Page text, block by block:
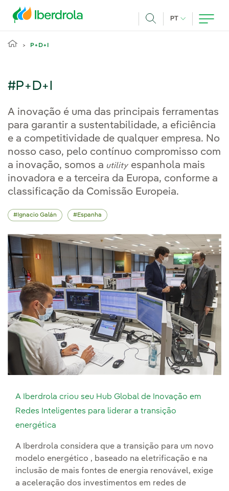
PT IDIOMA ATUAL,
P+D+I
#P+D+I
A inovação é uma das principais ferramentas
para garantir a sustentabilidade, a eficiência
e a competitividade de qualquer empresa. No
nosso caso, pelo contínuo compromisso com
a inovação, somos a utility espanhola mais
inovadora e a terceira da Europa, conforme a
classificação da Comissão Europeia.
Ignacio Galán Espanha
A Iberdrola criou seu Hub Global de Inovação em
Redes Inteligentes para liderar a transição
energética
A Iberdrola considera que a transição para um novo
modelo energético , baseado na eletrificação e na
inclusão de mais fontes de energia renovável, exige
a aceleração dos investimentos em redes de